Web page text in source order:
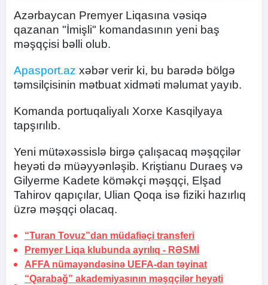
Azərbaycan Premyer Liqasına vəsiqə
qazanan "İmişli" komandasının yeni baş
məşqçisi bəlli olub.
Apasport.az xəbər verir ki, bu barədə bölgə
təmsilçisinin mətbuat xidməti məlumat yayıb.
Komanda portuqaliyalı Xorxe Kasqilyaya
tapşırılıb.
Yeni mütəxəssislə birgə çalışacaq məşqçilər
heyəti də müəyyənləşib. Kriştianu Duraeş və
Gilyerme Kadete köməkçi məşqçi, Elşad
Tahirov qapıçılar, Ulian Qoqa isə fiziki hazırlıq
üzrə məşqçi olacaq.
“Turan Tovuz”dan müdafiəçi transferi
Premyer Liqa klubunda ayrılıq - RƏSMİ
AFFA nümayəndəsinə UEFA-dan təyinat
“Qarabağ” akademiyasının məşqçilər heyəti